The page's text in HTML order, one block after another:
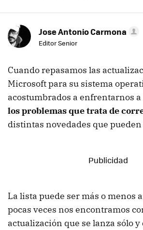
Jose Antonio Carmona
Editor Senior
Cuando repasamos las
Microsoft para su sistema
acostumbrados a enfrentarnos a
los problemas que trata de
distintas novedades que
La lista puede ser más o menos
pocas veces nos encontramos
actualización que se lanza sólo